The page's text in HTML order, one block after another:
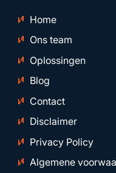
Home
Ons team
Oplossingen
Blog
Contact
Disclaimer
Privacy Policy
Algemene